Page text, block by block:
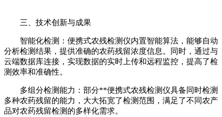
三、技术创新与成果
智能化检测：便携式农残检测仪内置智能算法，能够自动
分析检测结果，提供准确的农药残留浓度信息。同时，通过与
云端数据库连接，实现数据的实时上传和远程监控，提高了检
测效率和准确性。
多组分检测能力：部分**便携式农残检测仪具备同时检测
多种农药残留的能力，大大拓宽了检测范围，满足了不同农产
品对农药残留检测的多样化需求。